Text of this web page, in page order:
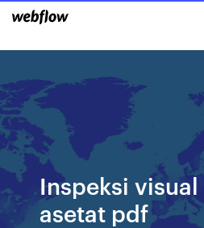
Inspeksi visual
asetat pdf